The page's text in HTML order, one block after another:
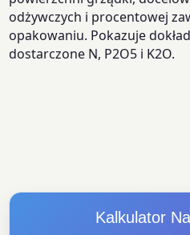
odżywczych i procentowej
opakowaniu. Pokazuje
dostarczone N, P2O5 i K2O.
Kalkulator